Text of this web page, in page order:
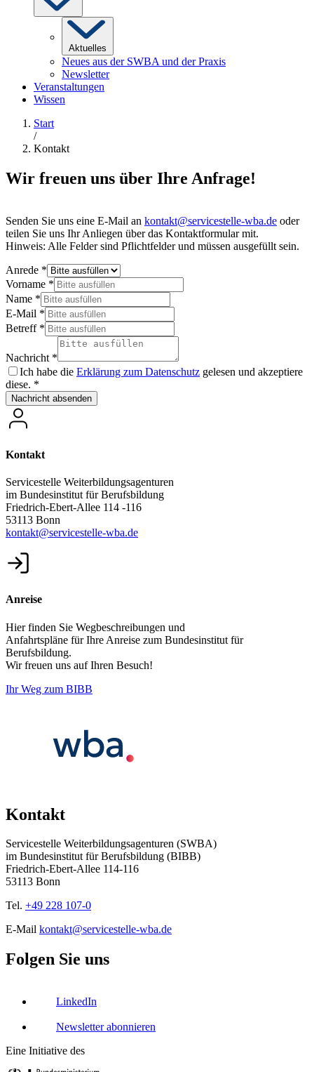
Aktuelles
Neues aus der SWBA und der Praxis
Newsletter
Veranstaltungen
Wissen
Start
/
Kontakt
Wir freuen uns über Ihre Anfrage!
Senden Sie uns eine E-Mail an kontakt@servicestelle-wba.de oder
teilen Sie uns Ihr Anliegen über das Kontaktformular mit.
Hinweis: Alle Felder sind Pflichtfelder und müssen ausgefüllt sein.
Anrede *
Vorname *
Name *
E-Mail *
Betreff *
Nachricht *
Ich habe die Erklärung zum Datenschutz gelesen und akzeptiere
diese. *
Nachricht absenden
Kontakt
Servicestelle Weiterbildungsagenturen
im Bundesinstitut für Berufsbildung
Friedrich-Ebert-Allee 114 -116
53113 Bonn
kontakt@servicestelle-wba.de
Anreise
Hier finden Sie Wegbeschreibungen und
Anfahrtspläne für Ihre Anreise zum Bundesinstitut für
Berufsbildung.
Wir freuen uns auf Ihren Besuch!
Ihr Weg zum BIBB
Kontakt
Servicestelle Weiterbildungsagenturen (SWBA)
im Bundesinstitut für Berufsbildung (BIBB)
Friedrich-Ebert-Allee 114-116
53113 Bonn
Tel. +49 228 107-0
E-Mail kontakt@servicestelle-wba.de
Folgen Sie uns
LinkedIn
Newsletter abonnieren
Eine Initiative des